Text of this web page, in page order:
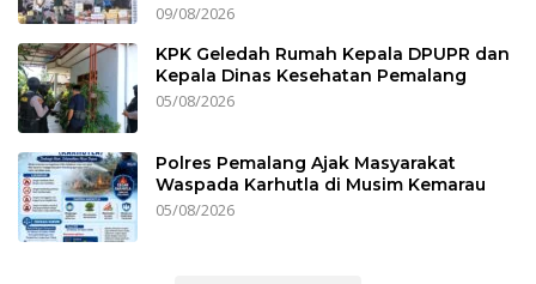
09/08/2026
KPK Geledah Rumah Kepala DPUPR dan
Kepala Dinas Kesehatan Pemalang
05/08/2026
Polres Pemalang Ajak Masyarakat
Waspada Karhutla di Musim Kemarau
05/08/2026